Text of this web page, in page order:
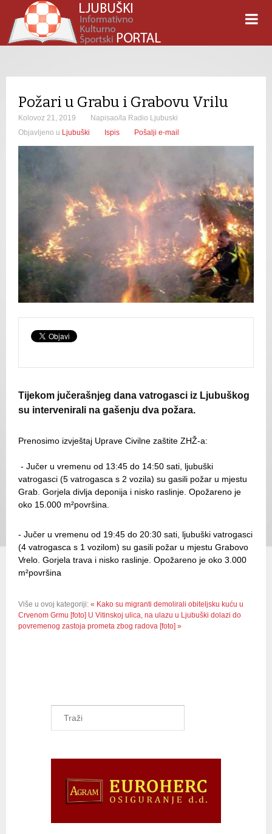
Požari u Grabu i Grabovu Vrilu
Kolovoz 21, 2019
Napisao/la Radio Ljubuski
Objavljeno u Ljubuški Ispis Pošalji e-mail
Tijekom jučerašnjeg dana vatrogasci iz Ljubuškog
su intervenirali na gašenju dva požara.
Prenosimo izvještaj Uprave Civilne zaštite ZHŽ-a:
- Jučer u vremenu od 13:45 do 14:50 sati, ljubuški
vatrogasci (5 vatrogasca s 2 vozila) su gasili požar u mjestu
Grab. Gorjela divlja deponija i nisko raslinje. Opožareno je
oko 15.000 m²površina.
- Jučer u vremenu od 19:45 do 20:30 sati, ljubuški vatrogasci
(4 vatrogasca s 1 vozilom) su gasili požar u mjestu Grabovo
Vrelo. Gorjela trava i nisko raslinje. Opožareno je oko 3.000
m²površina
Više u ovoj kategoriji: « Kako su migranti demolirali obiteljsku kuću u
Crvenom Grmu [foto] U Vitinskoj ulica, na ulazu u Ljubuški dolazi do
povremenog zastoja prometa zbog radova [foto] »